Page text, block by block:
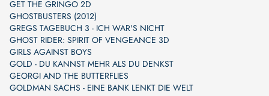
GET THE GRINGO 2D
GHOSTBUSTERS (2012)
GREGS TAGEBUCH 3 - ICH WAR'S NICHT
GHOST RIDER: SPIRIT OF VENGEANCE 3D
GIRLS AGAINST BOYS
GOLD - DU KANNST MEHR ALS DU DENKST
GEORGI AND THE BUTTERFLIES
GOLDMAN SACHS - EINE BANK LENKT DIE WELT